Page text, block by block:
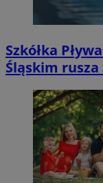
Szkółka
Śląskim